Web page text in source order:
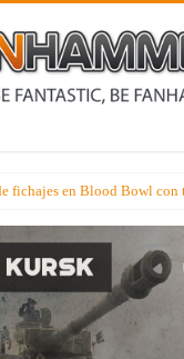
fichajes en Blood Bowl